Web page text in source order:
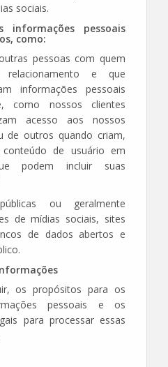
sociais.
informações pessoais
como:
pessoas com quem
e que
informações pessoais
como nossos clientes
acesso aos nossos
de outros quando criam,
de usuário em
podem incluir suas
ou geralmente
de mídias sociais, sites
de dados abertos e
os propósitos para os
pessoais e os
para processar essas